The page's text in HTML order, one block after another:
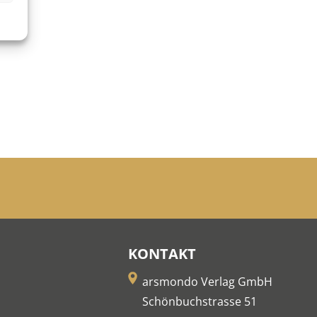
KONTAKT
arsmondo Verlag GmbH
Schönbuchstrasse 51